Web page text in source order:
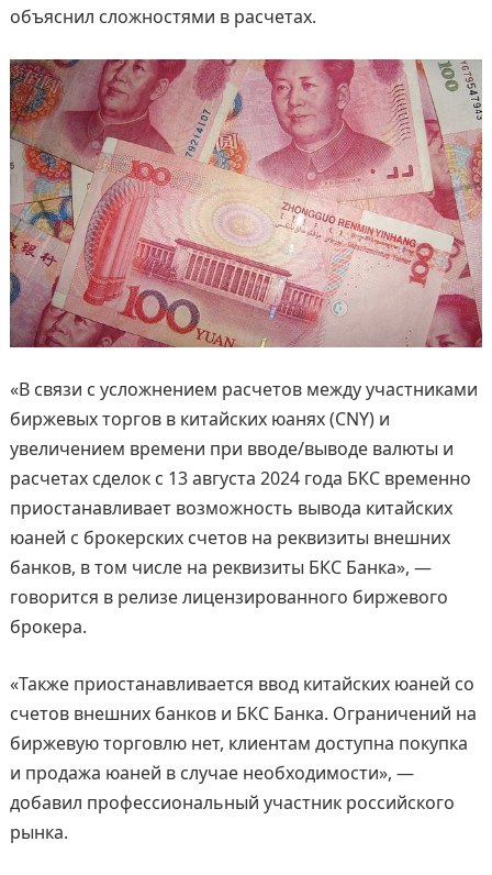
объяснил сложностями в расчетах.
«В связи с усложнением расчетов между участниками
биржевых торгов в китайских юанях (CNY) и
увеличением времени при вводе/выводе валюты и
расчетах сделок с 13 августа 2024 года БКС временно
приостанавливает возможность вывода китайских
юаней с брокерских счетов на реквизиты внешних
банков, в том числе на реквизиты БКС Банка», —
говорится в релизе лицензированного биржевого
брокера.
«Также приостанавливается ввод китайских юаней со
счетов внешних банков и БКС Банка. Ограничений на
биржевую торговлю нет, клиентам доступна покупка
и продажа юаней в случае необходимости», —
добавил профессиональный участник российского
рынка.